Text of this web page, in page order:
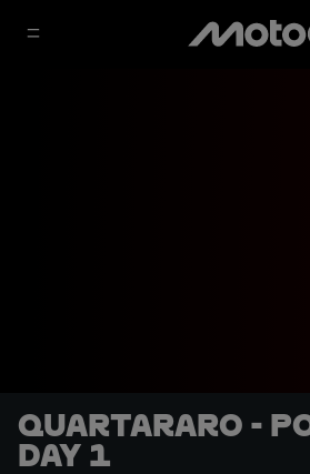
Quartararo -
Day 1